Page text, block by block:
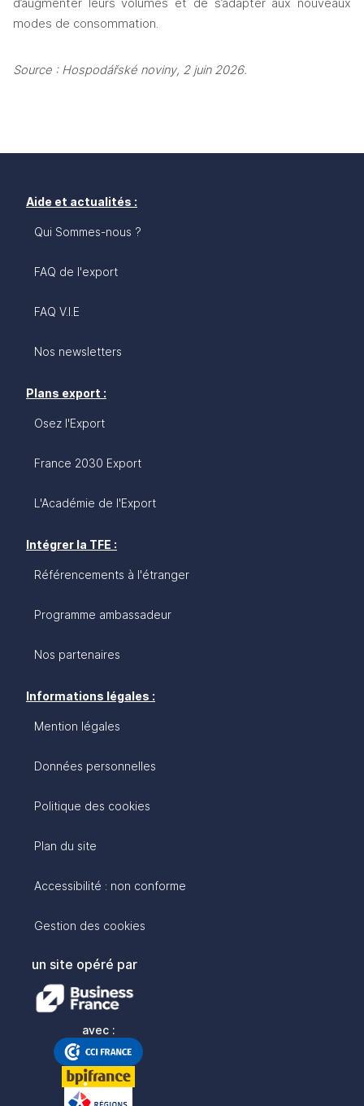
d’augmenter leurs volumes et de s’adapter aux nouveaux
modes de consommation.
Source : Hospodářské noviny, 2 juin 2026.
Aide et actualités :
Qui Sommes-nous ?
FAQ de l'export
FAQ V.I.E
Nos newsletters
Plans export :
Osez l'Export
France 2030 Export
L'Académie de l'Export
Intégrer la TFE :
Référencements à l'étranger
Programme ambassadeur
Nos partenaires
Informations légales :
Mention légales
Données personnelles
Politique des cookies
Plan du site
Accessibilité : non conforme
Gestion des cookies
un site opéré par
avec :